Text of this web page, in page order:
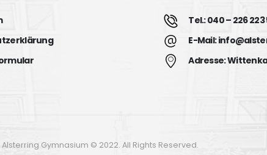
Tel.: 040 – 226 223
E-Mail:
Adresse:
Alsterring Gymnasium © 2022. All Rights Reserved.